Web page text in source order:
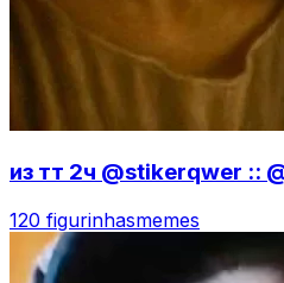
из тт 2ч @stikerqwer ::
120 figurinhasmemes